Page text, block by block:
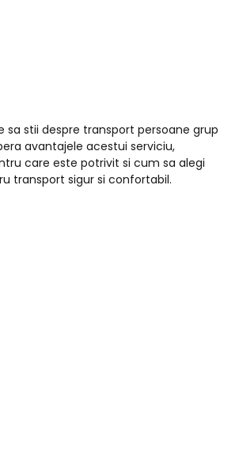
sa stii despre transport persoane grup
avantajele acestui serviciu,
care este potrivit si cum sa alegi
transport sigur si confortabil.